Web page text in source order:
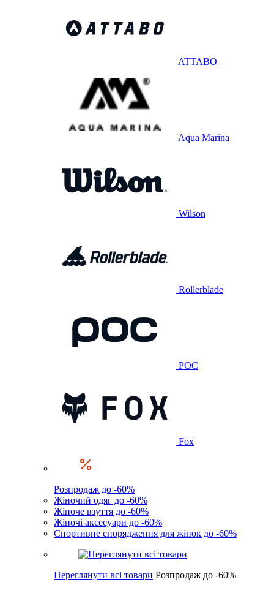
ATTABO
Aqua Marina
Wilson
Rollerblade
POC
Fox
Розпродаж до -60%
Жіночий одяг до -60%
Жіноче взуття до -60%
Жіночі аксесуари до -60%
Спортивне спорядження для жінок до -60%
Переглянути всі товари Розпродаж до -60%